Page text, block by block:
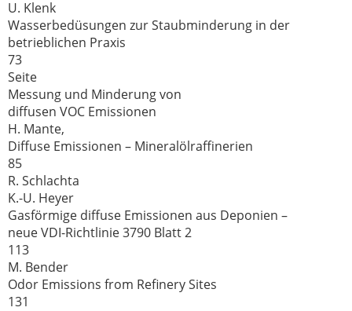
U. Klenk
Wasserbedüsungen zur Staubminderung in der
betrieblichen Praxis
73
Seite
Messung und Minderung von
diffusen VOC Emissionen
H. Mante,
Diffuse Emissionen – Mineralölraffinerien
85
R. Schlachta
K.-U. Heyer
Gasförmige diffuse Emissionen aus Deponien –
neue VDI-Richtlinie 3790 Blatt 2
113
M. Bender
Odor Emissions from Refinery Sites
131